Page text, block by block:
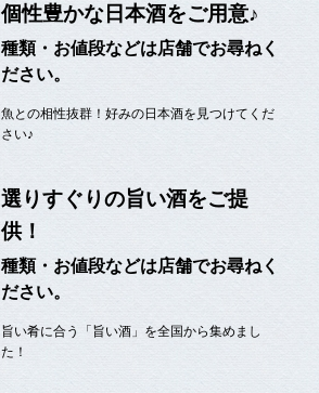
個性豊かな日本酒をご用意♪
種類・お値段などは店舗でお尋ねく
ださい。
魚との相性抜群！好みの日本酒を見つけてくだ
さい♪
選りすぐりの旨い酒をご提
供！
種類・お値段などは店舗でお尋ねく
ださい。
旨い肴に合う「旨い酒」を全国から集めまし
た！